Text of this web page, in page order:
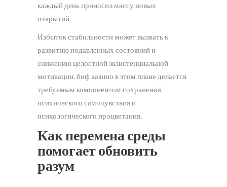
каждый день приносил массу новых
открытий.
Избыток стабильности может вызвать к
развитию подавленных состояний и
снижению целостной экзистенциальной
мотивации. биф казино в этом плане делается
требуемым компонентом сохранения
психического самочувствия и
психологического процветания.
Как перемена среды
помогает обновить
разум